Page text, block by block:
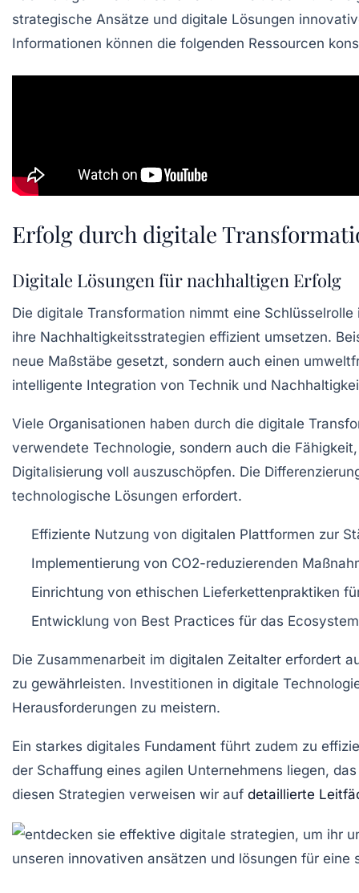
strategische Ansätze und digitale Lösungen
Informationen können die folgenden Ressourcen
Erfolg durch digitale
Digitale Lösungen für nachhaltigen Erfolg
Die digitale Transformation nimmt eine
ihre Nachhaltigkeitsstrategien effizient umsetzen.
neue Maßstäbe gesetzt, sondern auch einen
intelligente Integration von Technik und
Viele Organisationen haben durch die digitale
verwendete Technologie, sondern auch die
Digitalisierung voll auszuschöpfen. Die
technologische Lösungen erfordert.
Effiziente Nutzung von digitalen Plattformen zur
Implementierung von CO2-reduzierenden
Einrichtung von ethischen Lieferkettenpraktiken
Entwicklung von Best Practices für das
Die Zusammenarbeit im digitalen Zeitalter erfordert
zu gewährleisten. Investitionen in digitale
Herausforderungen zu meistern.
Ein starkes digitales Fundament führt zudem zu
der Schaffung eines agilen Unternehmens liegen,
diesen Strategien verweisen wir auf detaillierte